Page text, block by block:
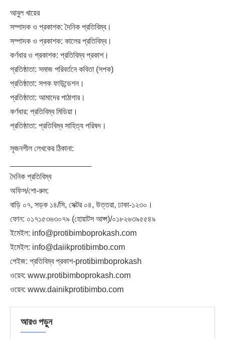
আবুল খায়ের
সম্পাদক ও প্রকাশক: দৈনিক প্রতিবিম্ব।
সম্পাদক ও প্রকাশক: কালের প্রতিবিম্ব।
কর্ণধার ও প্রকাশক: প্রতিবিম্ব প্রকাশ।
প্রতিষ্ঠাতা: সমাজ পরিবর্তনে কবিতা (সপক)
প্রতিষ্ঠাতা: সপক ফাউন্ডেশন।
প্রতিষ্ঠাতা: আমাদের পাঠাগার।
কর্ণধার: প্রতিবিম্ব মিডিয়া।
প্রতিষ্ঠাতা: প্রতিবিম্ব সাহিত্য পরিষদ।
সৃজনশীল লেখকের ঠিকানা:
দৈনিক প্রতিবিম্ব
অফিস/শো-রুম:
বাড়ি ০৭, সড়ক ১৪/সি, সেক্টর ০৪, উত্তরা, ঢাকা-১২৩০।
ফোন: ০১৭১৫৩৬৩০৭৯ (হোয়াটস আপ্স)/০১৮২৬৩৯৫৫৪৯
ইমেইল: info@protibimboprokash.com
ইমেইল: info@daiikprotibimbo.com
পেইজ: প্রতিবিম্ব প্রকাশ-protibimboprokash
ওয়েব: www.protibimboprokash.com
ওয়েব: www.dainikprotibimbo.com
আরও পড়ুন